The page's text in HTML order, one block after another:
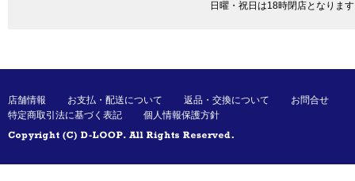
日曜・祝日は18時閉店となりま
店舗情報 お支払・配送について 返品・交換について
お問合せ
特定商取引法に基づく表記
個人情報保護方針